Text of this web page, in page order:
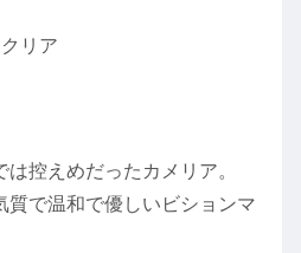
リア
控えめだったカメリア。
質で温和で優しいビションマ